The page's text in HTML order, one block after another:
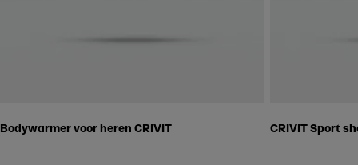
Bodywarmer voor heren CRIVIT CRIVIT Sport